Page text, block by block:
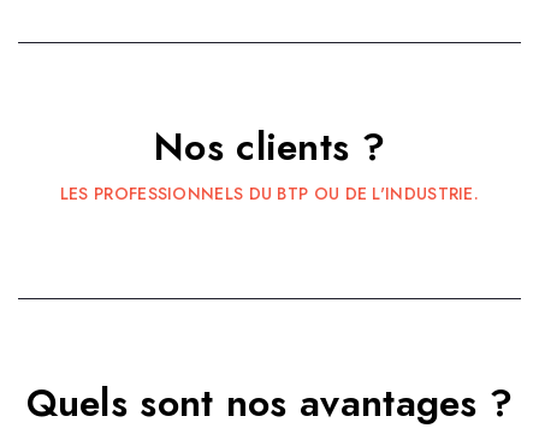
Nos clients ?
LES PROFESSIONNELS DU BTP OU DE L'INDUSTRIE.
Quels sont nos avantages ?